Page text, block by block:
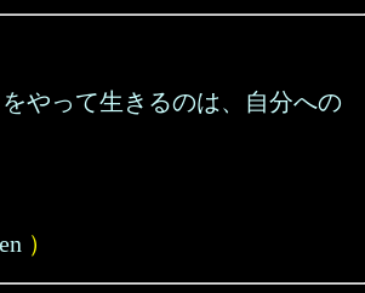
やって生きるのは、自分への
）